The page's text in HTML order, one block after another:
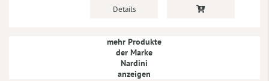
Details
mehr Produkte
der Marke
Nardini
anzeigen